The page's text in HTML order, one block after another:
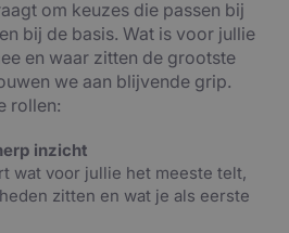
om keuzes die passen bij
bij de basis. Wat is voor jullie
en waar zitten de grootste
we aan blijvende grip.
rollen:
inzicht
wat voor jullie het meeste telt,
zitten en wat je als eerste